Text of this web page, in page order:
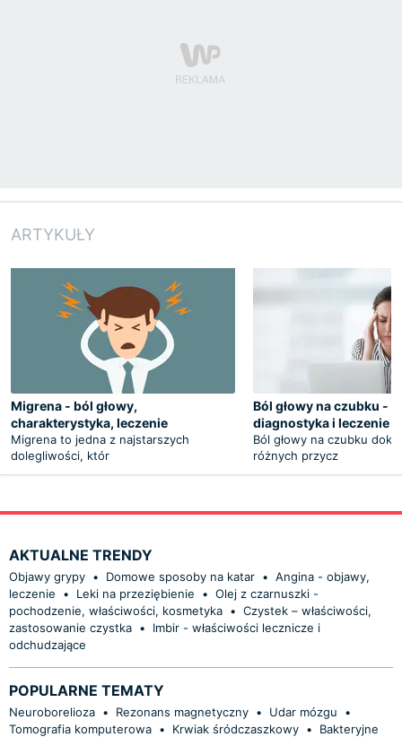
ARTYKUŁY
Migrena - ból głowy,
charakterystyka, leczenie
Migrena to jedna z najstarszych
dolegliwości, któr
Ból głowy na czubku -
diagnostyka i leczenie
Ból głowy na czubku
różnych przycz
AKTUALNE TRENDY
Objawy grypy • Domowe sposoby na katar • Angina - objawy,
leczenie
• Leki na przeziębienie • Olej z czarnuszki -
pochodzenie, właściwości, kosmetyka • Czystek – właściwości,
zastosowanie czystka •
Imbir - właściwości lecznicze i
odchudzające
POPULARNE TEMATY
Neuroborelioza • Rezonans magnetyczny • Udar mózgu
•
Tomografia komputerowa • Krwiak śródczaszkowy •
Bakteryjne